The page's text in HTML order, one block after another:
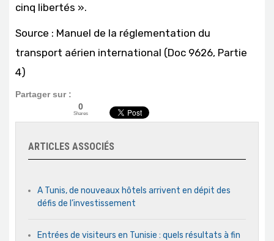
cinq libertés ».
Source : Manuel de la réglementation du
transport aérien international (Doc 9626, Partie
4)
Partager sur :
0
Shares
ARTICLES ASSOCIÉS
A Tunis, de nouveaux hôtels arrivent en dépit des
défis de l’investissement
Entrées de visiteurs en Tunisie : quels résultats à fin